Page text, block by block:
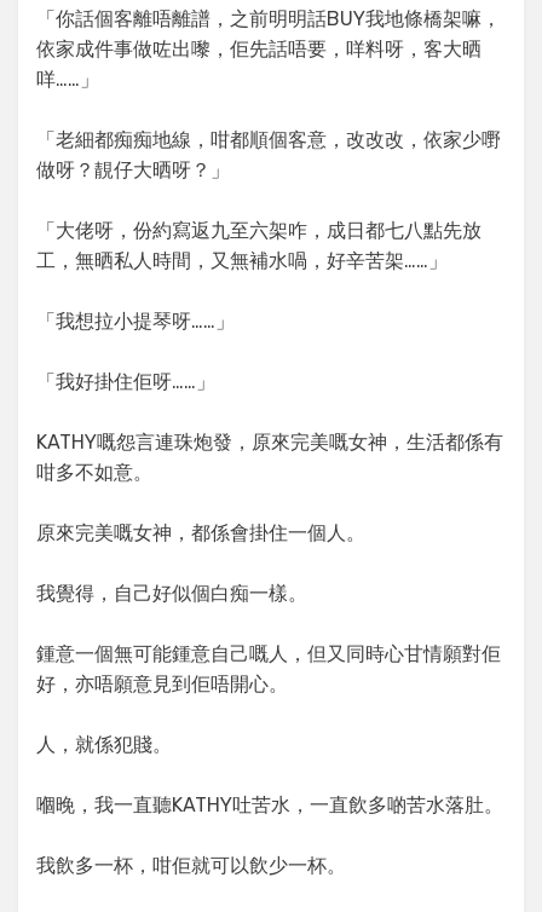
「你話個客離唔離譜，之前明明話BUY我地條橋架嘛，
依家成件事做咗出嚟，佢先話唔要，咩料呀，客大晒
咩……」
「老細都痴痴地線，咁都順個客意，改改改，依家少嘢
做呀？靚仔大晒呀？」
「大佬呀，份約寫返九至六架咋，成日都七八點先放
工，無晒私人時間，又無補水喎，好辛苦架……」
「我想拉小提琴呀……」
「我好掛住佢呀……」
KATHY嘅怨言連珠炮發，原來完美嘅女神，生活都係有
咁多不如意。
原來完美嘅女神，都係會掛住一個人。
我覺得，自己好似個白痴一樣。
鍾意一個無可能鍾意自己嘅人，但又同時心甘情願對佢
好，亦唔願意見到佢唔開心。
人，就係犯賤。
嗰晚，我一直聽KATHY吐苦水，一直飲多啲苦水落肚。
我飲多一杯，咁佢就可以飲少一杯。